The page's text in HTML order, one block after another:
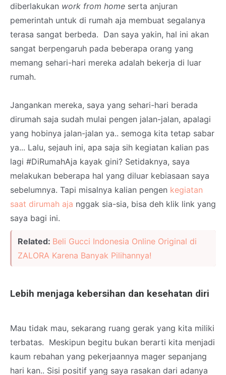
diberlakukan work from home serta anjuran
pemerintah untuk di rumah aja membuat segalanya
terasa sangat berbeda. Dan saya yakin, hal ini akan
sangat berpengaruh pada beberapa orang yang
memang sehari-hari mereka adalah bekerja di luar
rumah.
Jangankan mereka, saya yang sehari-hari berada
dirumah saja sudah mulai pengen jalan-jalan, apalagi
yang hobinya jalan-jalan ya.. semoga kita tetap sabar
ya... Lalu, sejauh ini, apa saja sih kegiatan kalian pas
lagi #DiRumahAja kayak gini? Setidaknya, saya
melakukan beberapa hal yang diluar kebiasaan saya
sebelumnya. Tapi misalnya kalian pengen kegiatan
saat dirumah aja nggak sia-sia, bisa deh klik link yang
saya bagi ini.
Related: Beli Gucci Indonesia Online Original di
ZALORA Karena Banyak Pilihannya!
Lebih menjaga kebersihan dan kesehatan diri
Mau tidak mau, sekarang ruang gerak yang kita miliki
terbatas. Meskipun begitu bukan berarti kita menjadi
kaum rebahan yang pekerjaannya mager sepanjang
hari kan.. Sisi positif yang saya rasakan dari adanya